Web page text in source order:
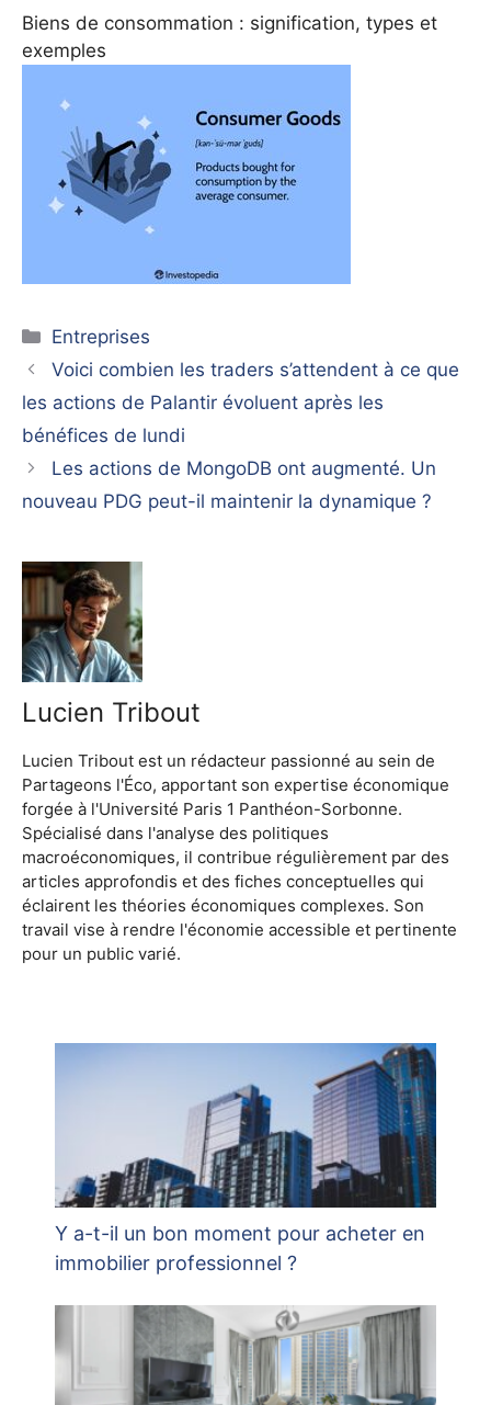
Biens de consommation : signification, types et
exemples
Catégories
Entreprises
Voici combien les traders s’attendent à ce que
les actions de Palantir évoluent après les
bénéfices de lundi
Les actions de MongoDB ont augmenté. Un
nouveau PDG peut-il maintenir la dynamique ?
Lucien Tribout
Lucien Tribout est un rédacteur passionné au sein de
Partageons l'Éco, apportant son expertise économique
forgée à l'Université Paris 1 Panthéon-Sorbonne.
Spécialisé dans l'analyse des politiques
macroéconomiques, il contribue régulièrement par des
articles approfondis et des fiches conceptuelles qui
éclairent les théories économiques complexes. Son
travail vise à rendre l'économie accessible et pertinente
pour un public varié.
Y a-t-il un bon moment pour acheter en
immobilier professionnel ?